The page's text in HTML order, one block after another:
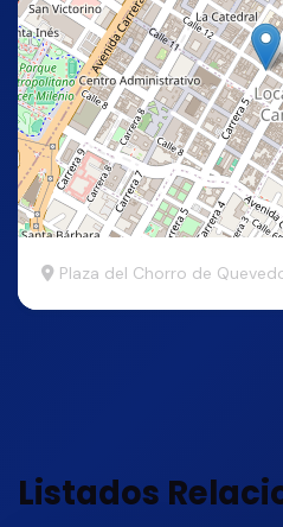
Plaza del Chorro de
Listados